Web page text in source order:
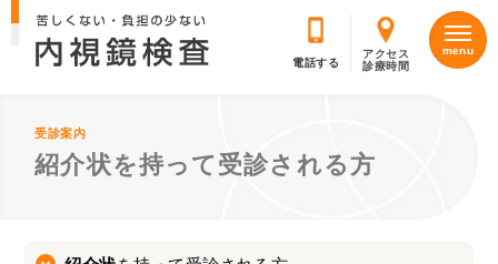
アクセス
診療時間
受診案内
紹介状を持って受診される方